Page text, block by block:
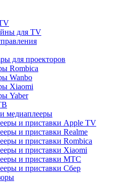
для TV
для проекторов
Rombica
Wanbo
Xiaomi
Yaber
медиаплееры
и приставки Apple TV
и приставки Realme
и приставки Rombica
и приставки Xiaomi
и приставки МТС
и приставки Сбер